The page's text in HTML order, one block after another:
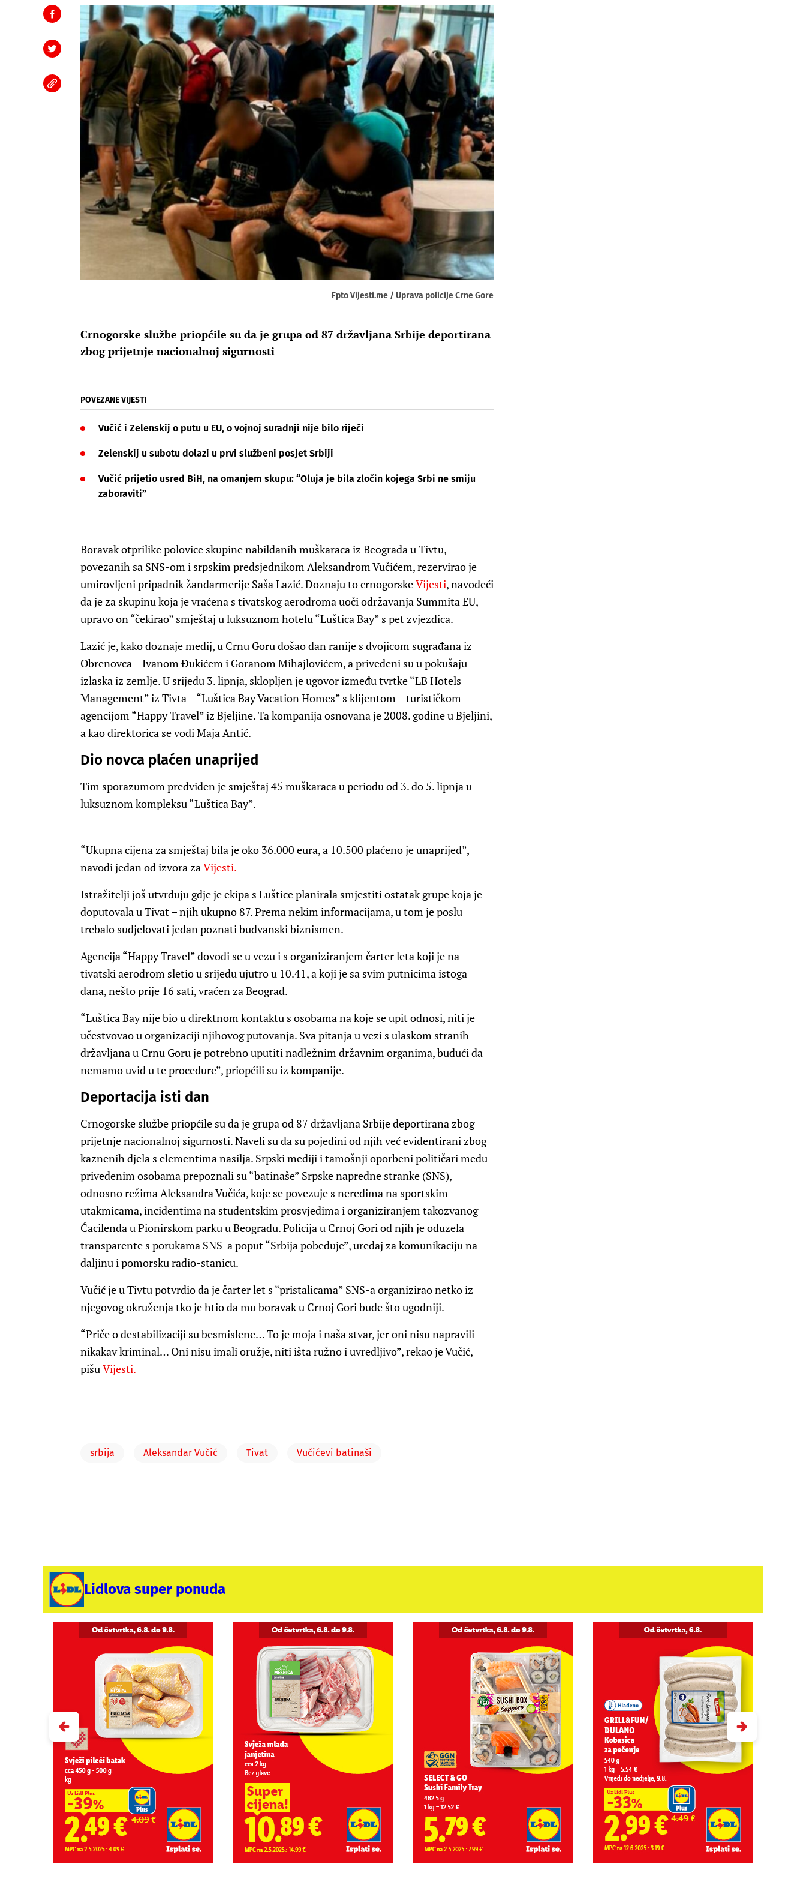
Fpto Vijesti.me / Uprava policije Crne Gore
Crnogorske službe priopćile su da je grupa od 87 državljana Srbije deportirana
zbog prijetnje nacionalnoj sigurnosti
POVEZANE VIJESTI
Vučić i Zelenskij o putu u EU, o vojnoj suradnji nije bilo riječi
Zelenskij u subotu dolazi u prvi službeni posjet Srbiji
Vučić prijetio usred BiH, na omanjem skupu: “Oluja je bila zločin kojega Srbi ne smiju
zaboraviti”
Boravak otprilike polovice skupine nabildanih muškaraca iz Beograda u Tivtu,
povezanih sa SNS-om i srpskim predsjednikom Aleksandrom Vučićem, rezervirao je
umirovljeni pripadnik žandarmerije Saša Lazić. Doznaju to crnogorskeVijesti, navodeći
da je za skupinu koja je vraćena s tivatskog aerodroma uoči održavanja Summita EU,
upravo on “čekirao” smještaj u luksuznom hotelu “Luštica Bay” s pet zvjezdica.
Lazić je, kako doznaje medij, u Crnu Goru došao dan ranije s dvojicom sugrađana iz
Obrenovca – Ivanom Đukićem i Goranom Mihajlovićem, a privedeni su u pokušaju
izlaska iz zemlje. U srijedu 3. lipnja, sklopljen je ugovor između tvrtke “LB Hotels
Management” iz Tivta – “Luštica Bay Vacation Homes” s klijentom – turističkom
agencijom “Happy Travel” iz Bjeljine. Ta kompanija osnovana je 2008. godine u Bjeljini,
a kao direktorica se vodi Maja Antić.
Dio novca plaćen unaprijed
Tim sporazumom predviđen je smještaj 45 muškaraca u periodu od 3. do 5. lipnja u
luksuznom kompleksu “Luštica Bay”.
“Ukupna cijena za smještaj bila je oko 36.000 eura, a 10.500 plaćeno je unaprijed”,
navodi jedan od izvora zaVijesti.
Istražitelji još utvrđuju gdje je ekipa s Luštice planirala smjestiti ostatak grupe koja je
doputovala u Tivat – njih ukupno 87. Prema nekim informacijama, u tom je poslu
trebalo sudjelovati jedan poznati budvanski biznismen.
Agencija “Happy Travel” dovodi se u vezu i s organiziranjem čarter leta koji je na
tivatski aerodrom sletio u srijedu ujutro u 10.41, a koji je sa svim putnicima istoga
dana, nešto prije 16 sati, vraćen za Beograd.
“Luštica Bay nije bio u direktnom kontaktu s osobama na koje se upit odnosi, niti je
učestvovao u organizaciji njihovog putovanja. Sva pitanja u vezi s ulaskom stranih
državljana u Crnu Goru je potrebno uputiti nadležnim državnim organima, budući da
nemamo uvid u te procedure”, priopćili su iz kompanije.
Deportacija isti dan
Crnogorske službe priopćile su da je grupa od 87 državljana Srbije deportirana zbog
prijetnje nacionalnoj sigurnosti. Naveli su da su pojedini od njih već evidentirani zbog
kaznenih djela s elementima nasilja. Srpski mediji i tamošnji oporbeni političari među
privedenim osobama prepoznali su “batinaše” Srpske napredne stranke (SNS),
odnosno režima Aleksandra Vučića, koje se povezuje s neredima na sportskim
utakmicama, incidentima na studentskim prosvjedima i organiziranjem takozvanog
Ćacilenda u Pionirskom parku u Beogradu. Policija u Crnoj Gori od njih je oduzela
transparente s porukama SNS-a poput “Srbija pobeđuje”, uređaj za komunikaciju na
daljinu i pomorsku radio-stanicu.
Vučić je u Tivtu potvrdio da je čarter let s “pristalicama” SNS-a organizirao netko iz
njegovog okruženja tko je htio da mu boravak u Crnoj Gori bude što ugodniji.
“Priče o destabilizaciji su besmislene… To je moja i naša stvar, jer oni nisu napravili
nikakav kriminal… Oni nisu imali oružje, niti išta ružno i uvredljivo”, rekao je Vučić,
pišuVijesti.
srbija Aleksandar Vučić Tivat Vučićevi batinaši
Lidlova super ponuda